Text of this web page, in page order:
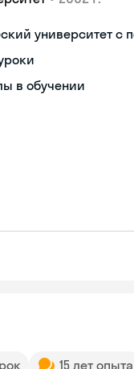
университет с
в обучении
15 лет опыта